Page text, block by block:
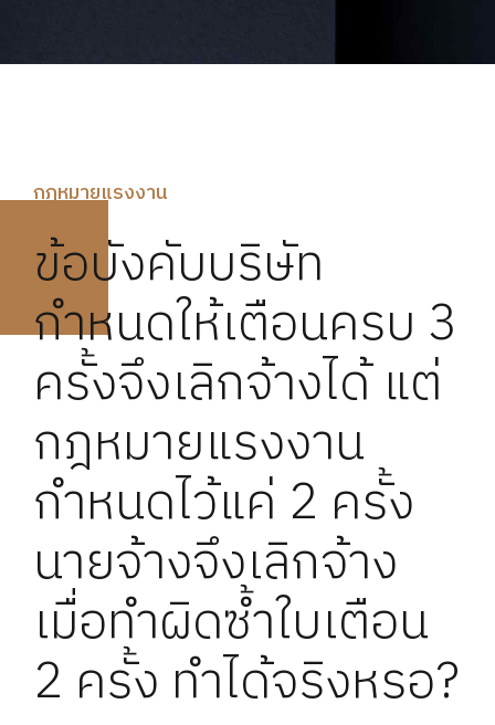
กฏหมายแรงงาน
ข้อบังคับบริษัท
กำหนดให้เตือนครบ 3
ครั้งจึงเลิกจ้างได้ แต่
กฎหมายแรงงาน
กำหนดไว้แค่ 2 ครั้ง
นายจ้างจึงเลิกจ้าง
เมื่อทำผิดซ้ำใบเตือน
2 ครั้ง ทำได้จริงหรอ?